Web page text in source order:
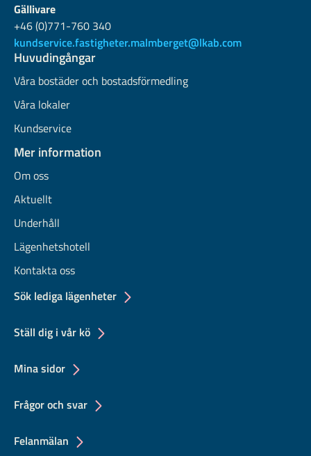
Gällivare
+46 (0)771-760 340
kundservice.fastigheter.malmberget@lkab.com
Huvudingångar
Våra bostäder och bostadsförmedling
Våra lokaler
Kundservice
Mer information
Om oss
Aktuellt
Underhåll
Lägenhetshotell
Kontakta oss
Sök lediga lägenheter
Ställ dig i vår kö
Mina sidor
Frågor och svar
Felanmälan